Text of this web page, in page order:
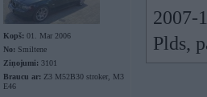
Kopš: 01. Mar 2006
No: Smiltene
Ziņojumi: 3101
Braucu ar: Z3 M52B30 stroker, M3
E46
2007-
Plds,